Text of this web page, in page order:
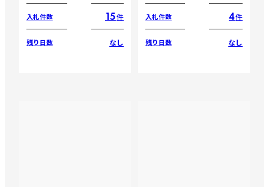
入札件数 15件
残り日数 なし
入札件数 4件
残り日数 なし